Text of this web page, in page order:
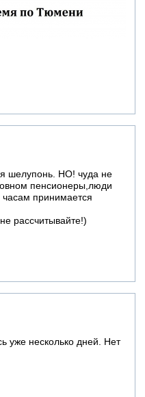
шелупонь. НО! чуда не
пенсионеры,люди
часам принимается
рассчитывайте!)
уже несколько дней. Нет